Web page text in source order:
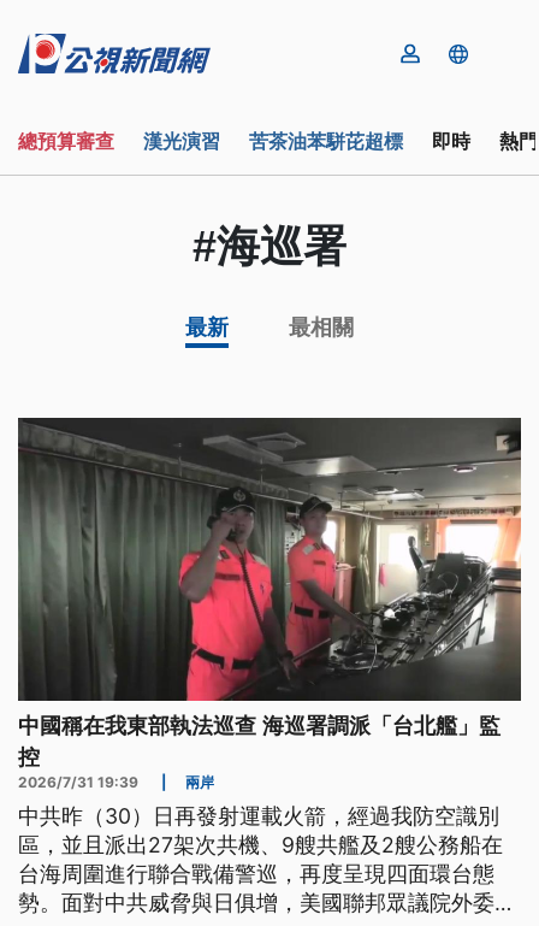
總預算審查 漢光演習 苦茶油苯駢芘超標 即時 熱
#海巡署
最新 最相關
中國稱在我東部執法巡查 海巡署調派「台北艦」監
控
2026/7/31 19:39 兩岸
中共昨（30）日再發射運載火箭，經過我防空識別
區，並且派出27架次共機、9艘共艦及2艘公務船在
台海周圍進行聯合戰備警巡，再度呈現四面環台態
勢。面對中共威脅與日俱增，美國聯邦眾議院外委會